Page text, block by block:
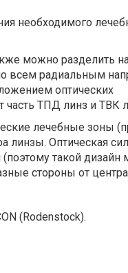
необходимого
можно разделить
всем радиальным
оптических
часть ТПД линз и ТВК
лечебные зоны
линзы. Оптическая
(поэтому такой дизайн
стороны от
(Rodenstock).